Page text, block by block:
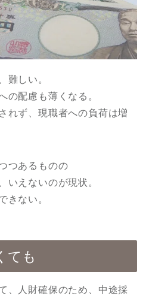
難しい。
の配慮も薄くなる。
れず、現職者への負荷は増
つあるものの
いえないのが現状。
きない。
ても
、人財確保のため、中途採